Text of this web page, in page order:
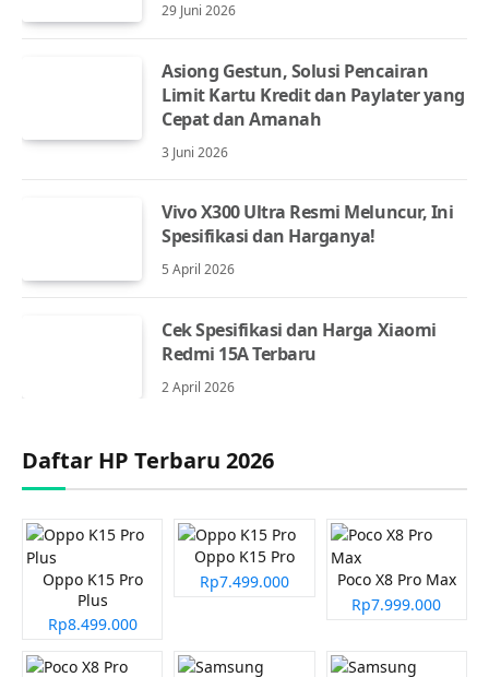
29 Juni 2026
Asiong Gestun, Solusi Pencairan
Limit Kartu Kredit dan Paylater yang
Cepat dan Amanah
3 Juni 2026
Vivo X300 Ultra Resmi Meluncur, Ini
Spesifikasi dan Harganya!
5 April 2026
Cek Spesifikasi dan Harga Xiaomi
Redmi 15A Terbaru
2 April 2026
Daftar HP Terbaru 2026
Oppo K15 Pro
Plus
Rp8.499.000
Oppo K15 Pro
Rp7.499.000
Poco X8 Pro Max
Rp7.999.000